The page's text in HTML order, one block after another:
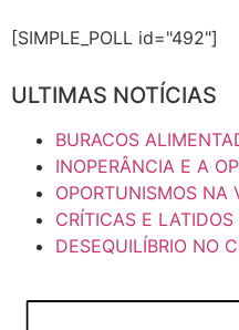
[SIMPLE_POLL id="492"]
ULTIMAS NOTÍCIAS
BURACOS
INOPERÂNCIA E A
OPORTUNISMOS NA
CRÍTICAS E LATIDOS
DESEQUILÍBRIO NO